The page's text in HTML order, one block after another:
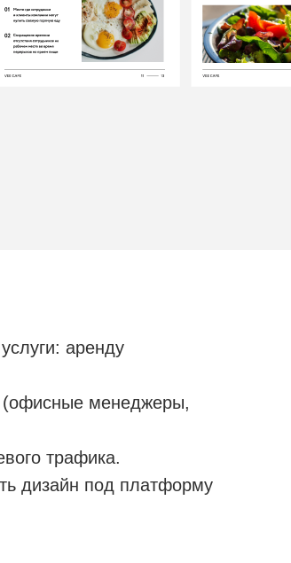
аренду
(офисные менеджеры,
трафика.
дизайн под платформу